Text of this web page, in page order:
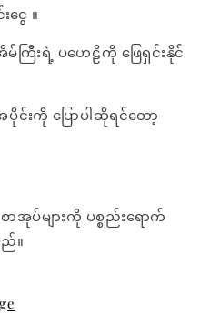
ငွေ ။
ြီးရဲ့ ပဟေဠိကို ဖြေရှင်းနိုင်
းကို ပြောပါဆိုရင်တော့
အုပ်များကို ပစ္စည်းရောက်
ည်။